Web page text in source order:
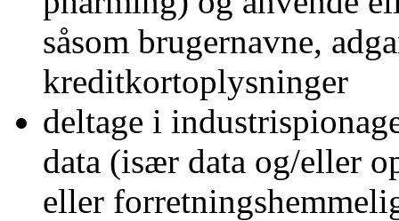
såsom brugernavne,
kreditkortoplysninger
deltage i
data (især data og/eller
eller